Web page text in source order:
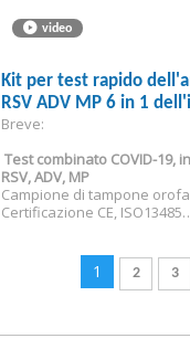
video
Kit per test rapido
RSV ADV MP 6 in 1
COVID A&B
Breve:
Test combinato COVID-19,
RSV, ADV, MP
Campione di tampone
Certificazione CE, ISO13485
1 2 3